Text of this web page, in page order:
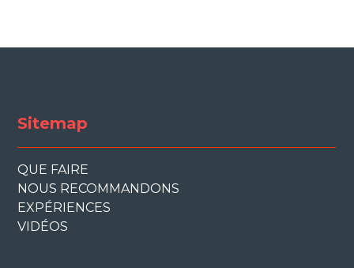
Sitemap
QUE FAIRE
NOUS RECOMMANDONS
EXPÉRIENCES
VIDÉOS